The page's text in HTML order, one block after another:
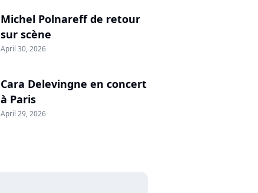
Michel Polnareff de retour
sur scène
April 30, 2026
Cara Delevingne en concert
à Paris
April 29, 2026